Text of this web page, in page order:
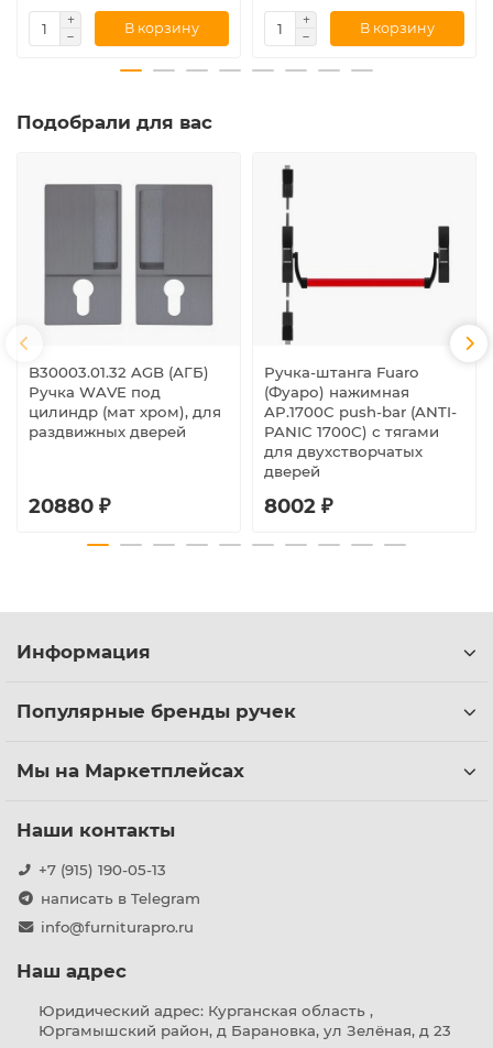
В корзину В корзину
Подобрали для вас
B30003.01.32 AGB (АГБ)
Ручка WAVE под
цилиндр (мат хром), для
раздвижных дверей
20880 ₽
Ручка-штанга Fuaro
(Фуаро) нажимная
AP.1700C push-bar (ANTI-
PANIC 1700С) с тягами
для двухстворчатых
дверей
8002 ₽
Информация
Популярные бренды ручек
Мы на Маркетплейсах
Наши контакты
+7 (915) 190-05-13
написать в Telegram
info@furniturapro.ru
Наш адрес
Юридический адрес: Курганская область ,
Юргамышский район, д Барановка, ул Зелёная, д 23